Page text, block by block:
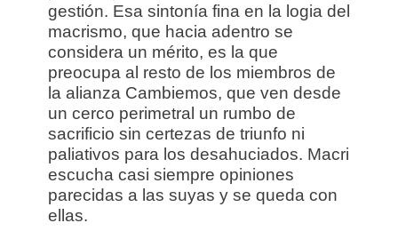
gestión. Esa sintonía fina en la logia del
macrismo, que hacia adentro se
considera un mérito, es la que
preocupa al resto de los miembros de
la alianza Cambiemos, que ven desde
un cerco perimetral un rumbo de
sacrificio sin certezas de triunfo ni
paliativos para los desahuciados. Macri
escucha casi siempre opiniones
parecidas a las suyas y se queda con
ellas.